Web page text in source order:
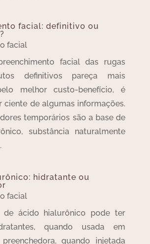
facial: definitivo ou
facial
facial das rugas
definitivos pareça mais
melhor custo-benefício, é
ciente de algumas informações.
temporários são a base de
substância naturalmente
hidratante ou
facial
de ácido hialurônico pode ter
quando usada em
quando injetada